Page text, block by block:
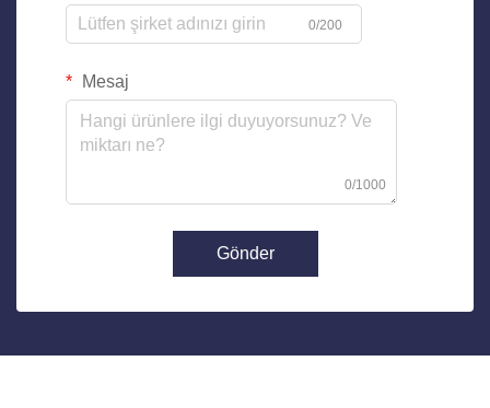
0/200
Mesaj
0/1000
Gönder